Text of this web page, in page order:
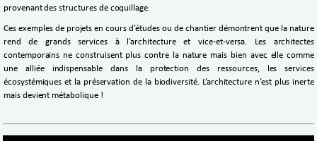
provenant des structures de coquillage.
Ces exemples de projets en cours d’études ou de chantier démontrent que la nature
rend de grands services à l’architecture et vice-et-versa. Les architectes
contemporains ne construisent plus contre la nature mais bien avec elle comme
une alliée indispensable dans la protection des ressources, les services
écosystémiques et la préservation de la biodiversité. L’architecture n’est plus inerte
mais devient métabolique !